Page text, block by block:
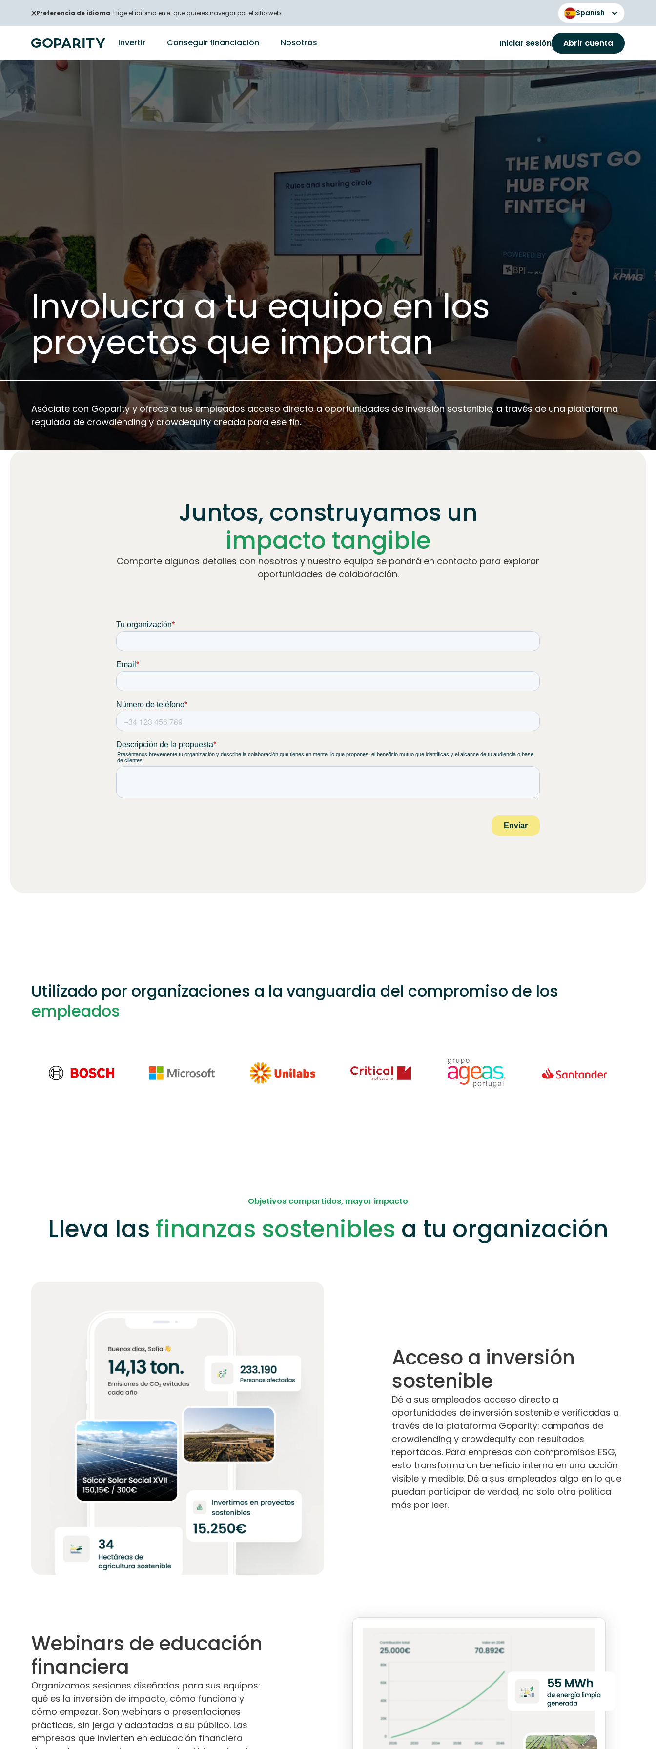
Preferencia de idioma: Elige el idioma en el que quieres navegar por el sitio web. Spanish
Invertir Conseguir financiación Nosotros Iniciar sesión Abrir cuenta
Involucra a tu equipo en los
proyectos que importan
Asóciate con Goparity y ofrece a tus empleados acceso directo a oportunidades de inversión sostenible, a través de una plataforma
regulada de crowdlending y crowdequity creada para ese fin.
Juntos, construyamos un
impacto tangible
Comparte algunos detalles con nosotros y nuestro equipo se pondrá en contacto para explorar
oportunidades de colaboración.
Utilizado por organizaciones a la vanguardia del compromiso de los
empleados
Objetivos compartidos, mayor impacto
Lleva las finanzas sostenibles a tu organización
Acceso a inversión
sostenible
Dé a sus empleados acceso directo a
oportunidades de inversión sostenible verificadas a
través de la plataforma Goparity: campañas de
crowdlending y crowdequity con resultados
reportados. Para empresas con compromisos ESG,
esto transforma un beneficio interno en una acción
visible y medible. Dé a sus empleados algo en lo que
puedan participar de verdad, no solo otra política
más por leer.
Webinars de educación
financiera
Organizamos sesiones diseñadas para sus equipos:
qué es la inversión de impacto, cómo funciona y
cómo empezar. Son webinars o presentaciones
prácticas, sin jerga y adaptadas a su público. Las
empresas que invierten en educación financiera